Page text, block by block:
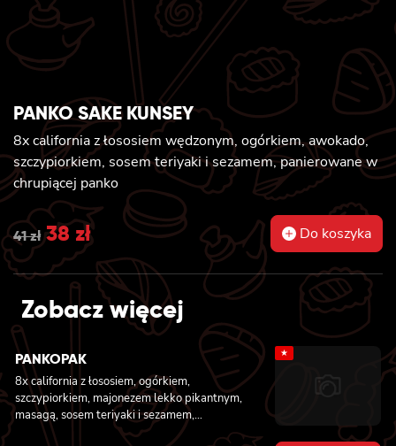
PANKO SAKE KUNSEY
8x california z łososiem wędzonym, ogórkiem, awokado,
szczypiorkiem, sosem teriyaki i sezamem, panierowane w
chrupiącej panko
41zł Original
price
was:
38złCurrent
price
is:
38 zł.
Do koszyka
Zobacz więcej
PANKOPAK
8x california z łososiem, ogórkiem,
szczypiorkiem, majonezem lekko pikantnym,
masagą, sosem teriyaki i sezamem,
panierowane w chrupiącej panko, 8x
★